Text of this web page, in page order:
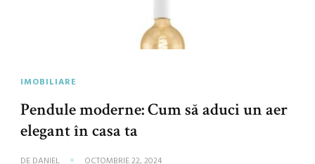
IMOBILIARE
Pendule moderne: Cum să aduci un aer
elegant în casa ta
DE DANIEL OCTOMBRIE 22, 2024